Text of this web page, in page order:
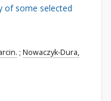
of some selected
; Nowaczyk-Dura,